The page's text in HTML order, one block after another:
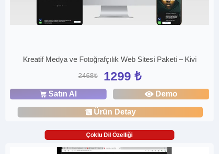
Kreatif Medya ve Fotoğrafçılık Web Sitesi Paketi – Kivi
2468₺ 1299 ₺
Satın Al Demo
Ürün Detay
Çoklu Dil Özelliği